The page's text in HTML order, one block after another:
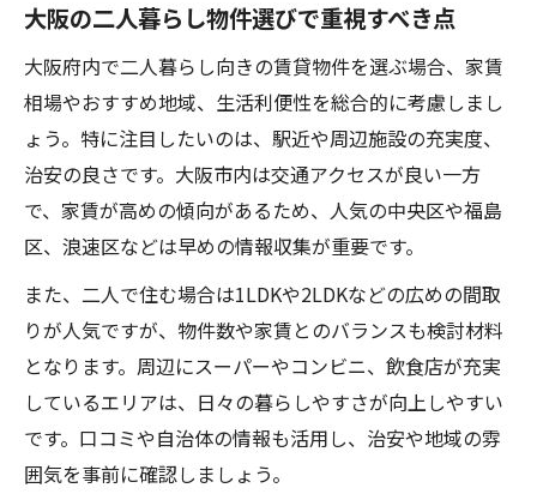
大阪の二人暮らし物件選びで重視すべき点
大阪府内で二人暮らし向きの賃貸物件を選ぶ場合、家賃
相場やおすすめ地域、生活利便性を総合的に考慮しまし
ょう。特に注目したいのは、駅近や周辺施設の充実度、
治安の良さです。大阪市内は交通アクセスが良い一方
で、家賃が高めの傾向があるため、人気の中央区や福島
区、浪速区などは早めの情報収集が重要です。
また、二人で住む場合は1LDKや2LDKなどの広めの間取
りが人気ですが、物件数や家賃とのバランスも検討材料
となります。周辺にスーパーやコンビニ、飲食店が充実
しているエリアは、日々の暮らしやすさが向上しやすい
です。口コミや自治体の情報も活用し、治安や地域の雰
囲気を事前に確認しましょう。